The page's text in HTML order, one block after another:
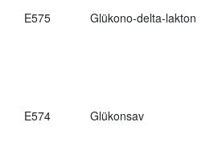
E575 Glükono-delta-lakton
E574 Glükonsav